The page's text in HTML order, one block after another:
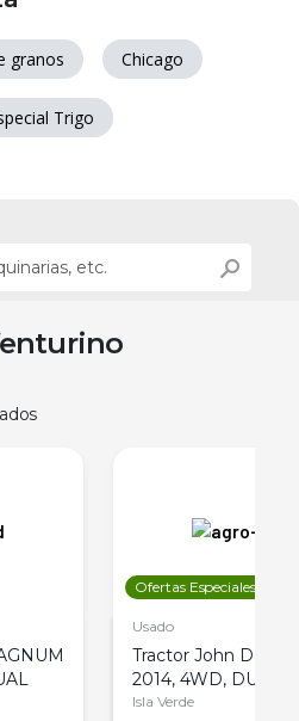
granos Chicago
Trigo
Ofertas Especiales
Usado
Tractor John Deere
2014, 4WD, DUAL
Isla Verde